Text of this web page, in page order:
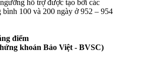
hỗ trợ được tạo bởi các
bình 100 và 200 ngày ở 952 – 954
điểm
khoán Bảo Việt - BVSC)